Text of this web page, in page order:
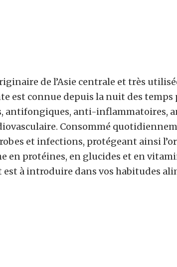
de l’Asie centrale et très
est connue depuis la nuit des temps
antifongiques, anti-inflammatoires,
Consommé
et infections, protégeant ainsi
en protéines, en glucides et en
à introduire dans vos habitudes